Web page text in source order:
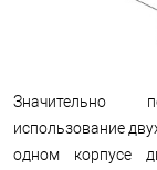
Значительно
использование
одном корпусе